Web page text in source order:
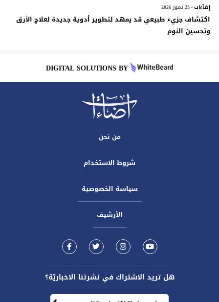
إضآءات- 23 تموز 2026
اكتشاف جزيء طبيعي قد يمهد لتطوير أدوية جديدة لعلاج الأرق
وتحسين النوم
DIGITAL SOLUTIONS BY
من نحن
شروط الاستخدام
سياسة الخصوصية
الأرشيف
هل تريد الاشتراك في نشرتنا الاخباريّة؟